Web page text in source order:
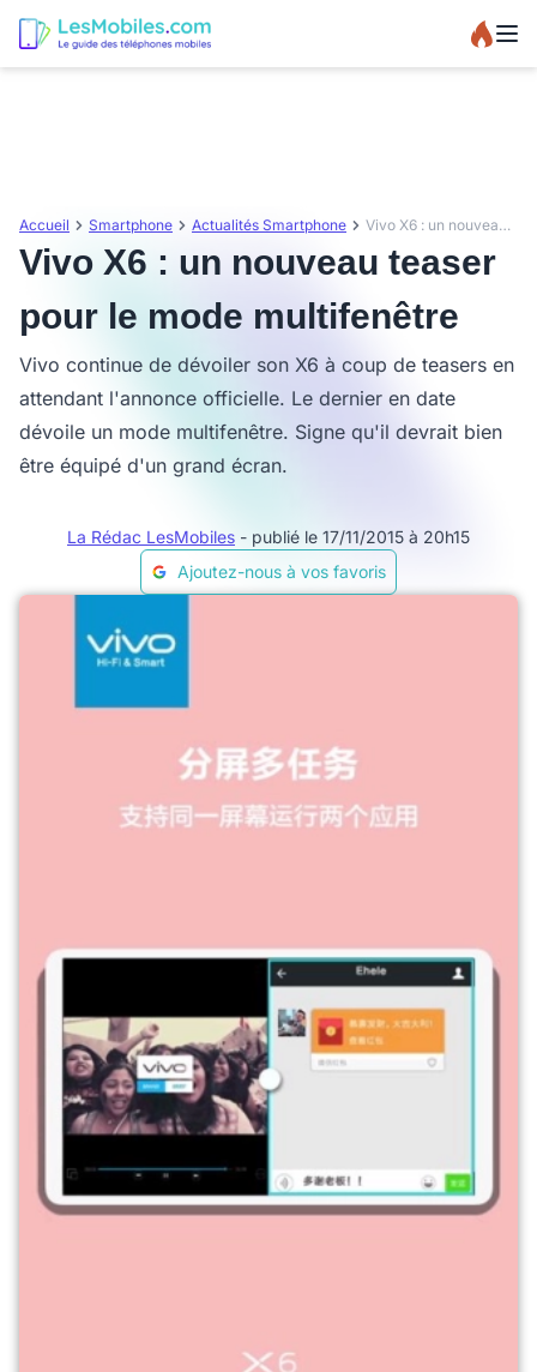
Accueil Smartphone Actualités Smartphone Vivo X6 : un nouveau teaser pour le mode multifenêtre
Vivo X6 : un nouveau teaser
pour le mode multifenêtre
Vivo continue de dévoiler son X6 à coup de teasers en
attendant l'annonce officielle. Le dernier en date
dévoile un mode multifenêtre. Signe qu'il devrait bien
être équipé d'un grand écran.
La Rédac LesMobiles - publié le 17/11/2015 à 20h15
Ajoutez-nous à vos favoris